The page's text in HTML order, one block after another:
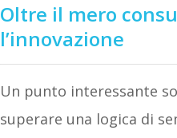
Oltre il mero
l’innovazione
Un punto interessante
superare una logica di